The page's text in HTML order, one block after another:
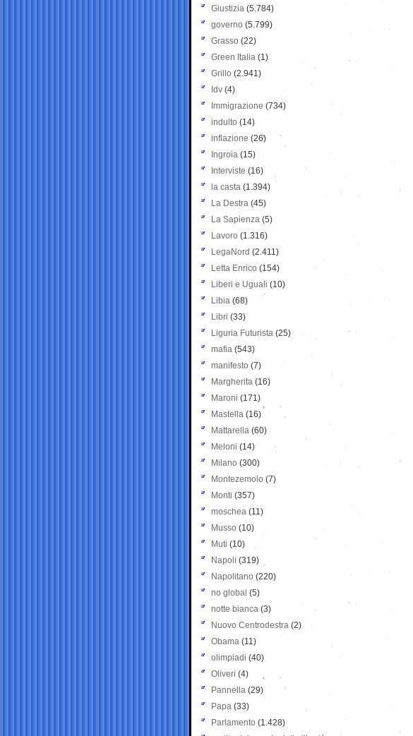
Giustizia (5.784)
governo (5.799)
Grasso (22)
Green Italia (1)
Grillo (2.941)
Idv (4)
Immigrazione (734)
indulto (14)
inflazione (26)
Ingroia (15)
Interviste (16)
la casta (1.394)
La Destra (45)
La Sapienza (5)
Lavoro (1.316)
LegaNord (2.411)
Letta Enrico (154)
Liberi e Uguali (10)
Libia (68)
Libri (33)
Liguria Futurista (25)
mafia (543)
manifesto (7)
Margherita (16)
Maroni (171)
Mastella (16)
Mattarella (60)
Meloni (14)
Milano (300)
Montezemolo (7)
Monti (357)
moschea (11)
Musso (10)
Muti (10)
Napoli (319)
Napolitano (220)
no global (5)
notte bianca (3)
Nuovo Centrodestra (2)
Obama (11)
olimpiadi (40)
Oliveri (4)
Pannella (29)
Papa (33)
Parlamento (1.428)